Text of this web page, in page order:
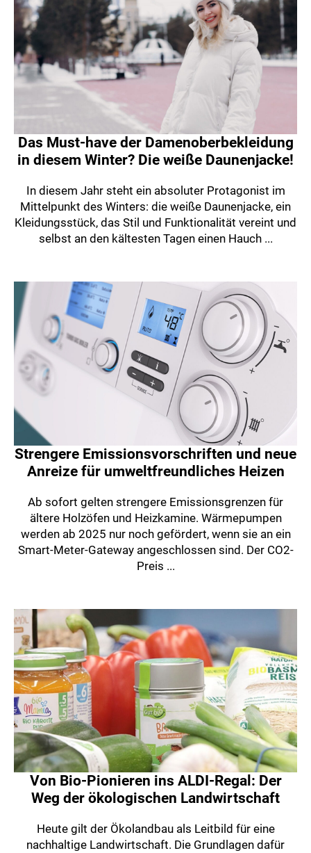
Das Must-have der Damenoberbekleidung
in diesem Winter? Die weiße Daunenjacke!
In diesem Jahr steht ein absoluter Protagonist im
Mittelpunkt des Winters: die weiße Daunenjacke, ein
Kleidungsstück, das Stil und Funktionalität vereint und
selbst an den kältesten Tagen einen Hauch ...
Strengere Emissionsvorschriften und neue
Anreize für umweltfreundliches Heizen
Ab sofort gelten strengere Emissionsgrenzen für
ältere Holzöfen und Heizkamine. Wärmepumpen
werden ab 2025 nur noch gefördert, wenn sie an ein
Smart-Meter-Gateway angeschlossen sind. Der CO2-
Preis ...
Von Bio-Pionieren ins ALDI-Regal: Der
Weg der ökologischen Landwirtschaft
Heute gilt der Ökolandbau als Leitbild für eine
nachhaltige Landwirtschaft. Die Grundlagen dafür